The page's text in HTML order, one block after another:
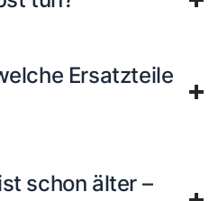
Ersatzteile
schon älter –